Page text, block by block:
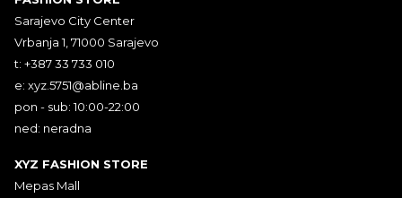
Sarajevo City Center
Vrbanja 1, 71000 Sarajevo
t: +387 33 733 010
e: xyz.5751@abline.ba
pon - sub: 10:00-22:00
ned: neradna
XYZ FASHION STORE
Mepas Mall